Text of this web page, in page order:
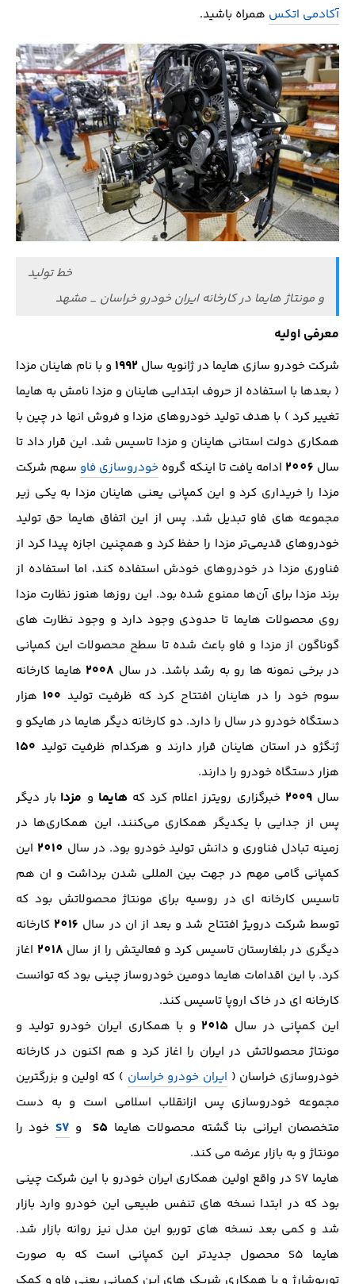
آکادمی اتکس همراه باشید.
خط تولید
و مونتاژ هایما در کارخانه ایران خودرو خراسان _ مشهد
معرفی اولیه
شرکت خودرو سازی هایما در ژانویه سال 1992 و با نام هاینان مزدا
( بعدها با استفاده از حروف ابتدایی هاینان و مزدا نامش به هایما
تغییر کرد ) با هدف تولید خودروهای مزدا و فروش انها در چین با
همکاری دولت استانی هاینان و مزدا تاسیس شد. این قرار داد تا
سال 2006 ادامه یافت تا اینکه گروه خودروسازی فاو سهم شرکت
مزدا را خریداری کرد و این کمپانی یعنی هاینان مزدا به یکی زیر
مجموعه های فاو تبدیل شد. پس از این اتفاق هایما حق تولید
خودروهای قدیمی‌تر مزدا را حفظ کرد و همچنین اجازه پیدا کرد از
فناوری مزدا در خودروهای خودش استفاده کند، اما استفاده از
برند مزدا برای آن‌ها ممنوع شده بود. این روزها هنوز نظارت مزدا
روی محصولات هایما تا حدودی وجود دارد و وجود نظارت های
گوناگون از مزدا و فاو باعث شده تا سطح محصولات این کمپانی
در برخی نمونه ها رو به رشد باشد. در سال ۲۰۰۸ هایما کارخانه
سوم خود را در هاینان افتتاح کرد که ظرفیت تولید ۱۰۰هزار
دستگاه خودرو در سال را دارد. دو کارخانه دیگر هایما در هایکو و
ژنگژو در استان هاینان قرار دارند و هرکدام ظرفیت تولید ۱۵۰
هزار دستگاه خودرو را دارند.
سال۲۰۰۹ خبرگزاری رویترز اعلام کرد کههایما و مزدا بار دیگر
پس از جدایی با یکدیگر همکاری می‌کنند، این همکاری‌ها در
زمینه تبادل فناوری و دانش تولید خودرو بود. در سال 2010 این
کمپانی گامی مهم در جهت بین المللی شدن برداشت و ان هم
تاسیس کارخانه ای در روسیه برای مونتاژ محصولاتش بود که
توسط شرکت درویژ افتتاح شد و بعد از ان در سال 2016کارخانه
دیگری در بلغارستان تاسیس کرد و فعالیتش را از سال 2018 اغاز
کرد. با این اقدامات هایما دومین خودروساز چینی بود که توانست
کارخانه ای در خاک اروپا تاسیس کند.
این کمپانی در سال 2015و با همکاری ایران خودرو تولید و
مونتاژ محصولاتش در ایران را اغاز کرد و هم اکنون در کارخانه
خودروسازی خراسان ( ایران خودرو خراسان ) که اولین و بزرگترین
مجموعه خودروسازی پس ازانقلاب اسلامی است و به دست
متخصصان ایرانی بنا گشته محصولات هایما S5و S7 خود را
مونتاژ و به بازار عرضه می کند.
هایما S7 در واقع اولین همکاری ایران خودرو با این شرکت چینی
بود که در ابتدا نسخه های تنفس طبیعی این خودرو وارد بازار
شد و کمی بعد نسخه های توربو این مدل نیز روانه بازار شد.
هایما S5 محصول جدیدتر این کمپانی است که به صورت
توربوشارژ و با همکاری شریک های این کمپانی یعنی فاو و کمک